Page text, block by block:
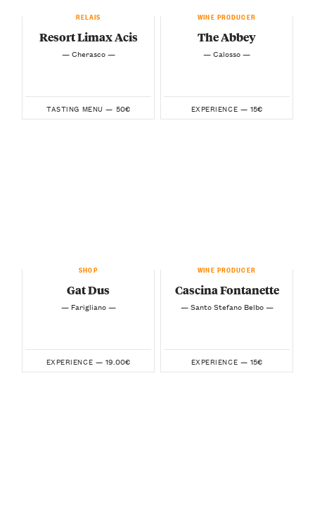
RELAIS
Resort Limax Acis
— Cherasco —
TASTING MENU — 50€
WINE PRODUCER
The Abbey
— Calosso —
EXPERIENCE — 15€
SHOP
Gat Dus
— Farigliano —
EXPERIENCE — 19.00€
WINE PRODUCER
Cascina Fontanette
— Santo Stefano Belbo —
EXPERIENCE — 15€